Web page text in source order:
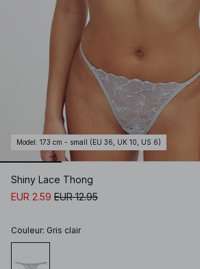
Model : 173 cm - small (EU 36, UK 10, US 6)
Shiny Lace Thong
EUR 2.59 EUR 12.95
Couleur: Gris clair